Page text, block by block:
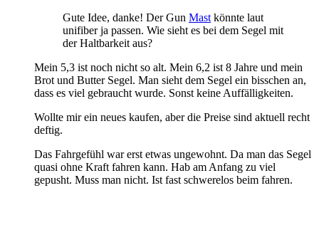
Gute Idee, danke! Der Gun Mast könnte laut
unifiber ja passen. Wie sieht es bei dem Segel mit
der Haltbarkeit aus?
Mein 5,3 ist noch nicht so alt. Mein 6,2 ist 8 Jahre und mein
Brot und Butter Segel. Man sieht dem Segel ein bisschen an,
dass es viel gebraucht wurde. Sonst keine Auffälligkeiten.
Wollte mir ein neues kaufen, aber die Preise sind aktuell recht
deftig.
Das Fahrgefühl war erst etwas ungewohnt. Da man das Segel
quasi ohne Kraft fahren kann. Hab am Anfang zu viel
gepusht. Muss man nicht. Ist fast schwerelos beim fahren.